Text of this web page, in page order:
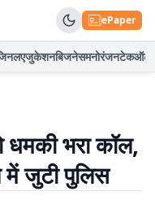
ePaper
एजुकेशनबिजनेसमनोरंजनटेकऑटो
धमकी भरा कॉल,
जुटी पुलिस